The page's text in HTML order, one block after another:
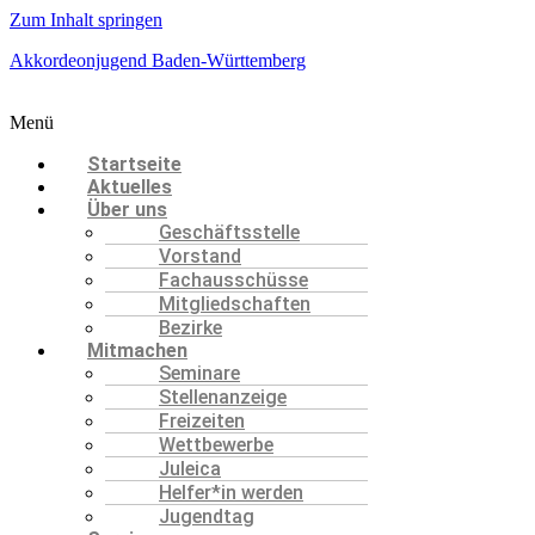
Zum Inhalt springen
Akkordeonjugend Baden-Württemberg
Menü
Startseite
Aktuelles
Über uns
Geschäftsstelle
Vorstand
Fachausschüsse
Mitgliedschaften
Bezirke
Mitmachen
Seminare
Stellenanzeige
Freizeiten
Wettbewerbe
Juleica
Helfer*in werden
Jugendtag